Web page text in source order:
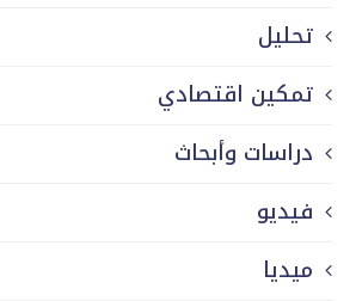
تحليل
تمكين اقتصادي
دراسات وأبحاث
فيديو
ميديا